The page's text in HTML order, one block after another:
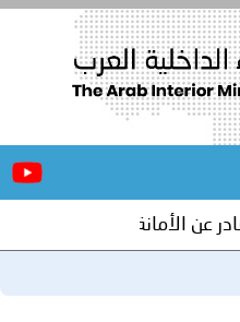
الأمانة العامة لمجلس وزراء